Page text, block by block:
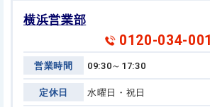
横浜営業部
0120-034-001
営業時間 09:30～17:30
定休日 水曜日・祝日